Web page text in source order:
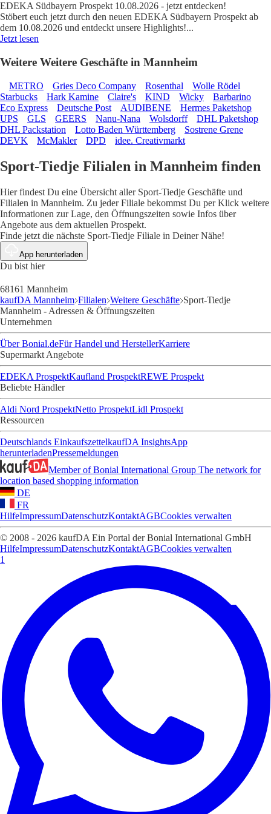
EDEKA Südbayern Prospekt 10.08.2026 - jetzt entdecken!
Stöbert euch jetzt durch den neuen EDEKA Südbayern Prospekt ab
dem 10.08.2026 und entdeckt unsere Highlights!...
Jetzt lesen
Weitere Weitere Geschäfte in Mannheim
METRO Gries Deco Company Rosenthal
Wolle Rödel
Starbucks
Hark Kamine Claire's KIND Wicky
Barbarino
Eco Express
Deutsche Post AUDIBENE
Hermes Paketshop
UPS
GLS GEERS Nanu-Nana Wolsdorff
DHL Paketshop
DHL Packstation
Lotto Baden Württemberg
Sostrene Grene
DEVK
McMakler DPD idee. Creativmarkt
Sport-Tiedje Filialen in Mannheim finden
Hier findest Du eine Übersicht aller Sport-Tiedje Geschäfte und
Filialen in Mannheim. Zu jeder Filiale bekommst Du per Klick weitere
Informationen zur Lage, den Öffnungszeiten sowie Infos über
Angebote aus dem aktuellen Prospekt.
Finde jetzt die nächste Sport-Tiedje Filiale in Deiner Nähe!
App herunterladen
Du bist hier
68161 Mannheim
kaufDA Mannheim Filialen Weitere Geschäfte Sport-Tiedje
Mannheim - Adressen & Öffnungszeiten
Unternehmen
Über Bonial.deFür Handel und HerstellerKarriere
Supermarkt Angebote
EDEKA ProspektKaufland ProspektREWE Prospekt
Beliebte Händler
Aldi Nord ProspektNetto ProspektLidl Prospekt
Ressourcen
Deutschlands EinkaufszettelkaufDA InsightsApp
herunterladenPressemeldungen
Member of Bonial International Group The network for
location based shopping information
DE
FR
HilfeImpressumDatenschutzKontaktAGBCookies verwalten
© 2008 - 2026 kaufDA Ein Portal der Bonial International GmbH
HilfeImpressumDatenschutzKontaktAGBCookies verwalten
1